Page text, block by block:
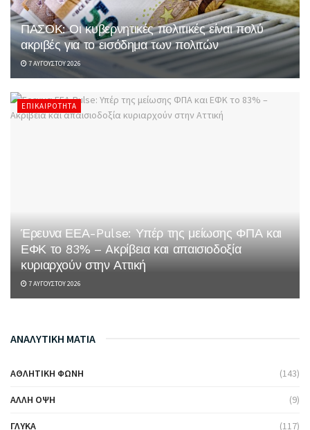
ΠΑΣΟΚ: Οι κυβερνητικές πολιτικές είναι πολύ
ακριβές για το εισόδημα των πολιτών
7 ΑΥΓΟΎΣΤΟΥ 2026
ΕΠΙΚΑΙΡΌΤΗΤΑ
Έρευνα ΕΕΑ-Pulse: Υπέρ της μείωσης ΦΠΑ και
ΕΦΚ το 83% – Aκρίβεια και απαισιοδοξία
κυριαρχούν στην Αττική
7 ΑΥΓΟΎΣΤΟΥ 2026
ΑΝΑΛΥΤΙΚΗ ΜΑΤΙΑ
ΑΘΛΗΤΙΚΉ ΦΩΝΉ (143)
ΆΛΛΗ ΌΨΗ (9)
ΓΛΥΚΆ (117)